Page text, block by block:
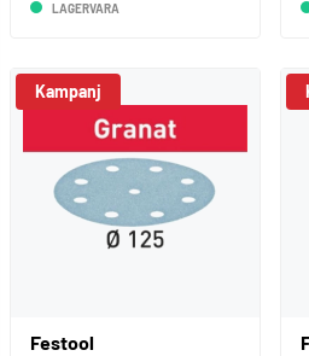
LAGERVARA
Kampanj
Festool